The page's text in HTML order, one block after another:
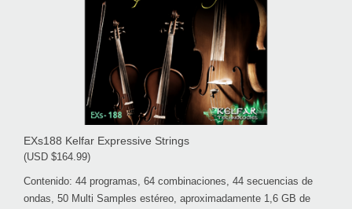
EXs188 Kelfar Expressive Strings
(USD $164.99)
Contenido: 44 programas, 64 combinaciones, 44 secuencias de
ondas, 50 Multi Samples estéreo, aproximadamente 1,6 GB de